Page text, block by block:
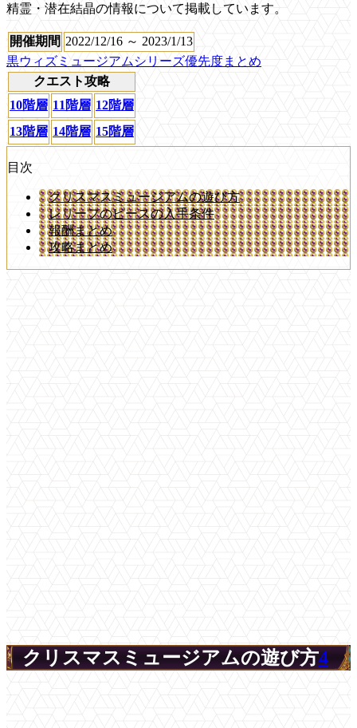
精霊・潜在結晶の情報について掲載しています。
開催期間 2022/12/16 ～ 2023/1/13
黒ウィズミュージアムシリーズ優先度まとめ
クエスト攻略
10階層 11階層 12階層
13階層 14階層 15階層
目次
クリスマスミュージアムの遊び方
レリーフのピースの入手条件
報酬まとめ
攻略まとめ
クリスマスミュージアムの遊び方4